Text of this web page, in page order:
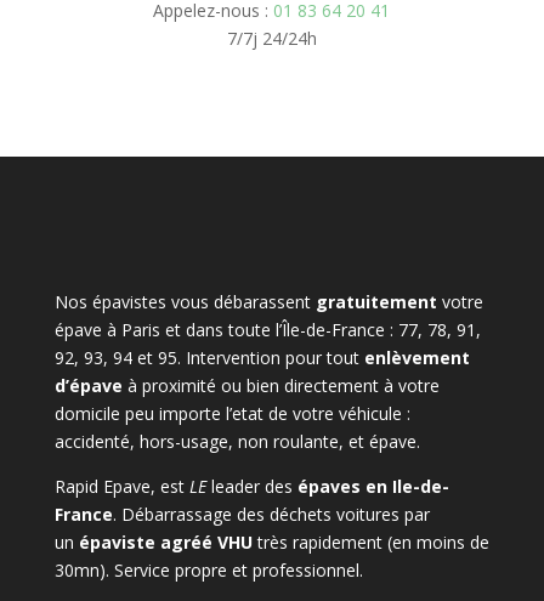
Appelez-nous : 01 83 64 20 41
7/7j 24/24h
Nos épavistes vous débarassent gratuitement votre
épave à Paris et dans toute l’Île-de-France : 77, 78, 91,
92, 93, 94 et 95. Intervention pour tout enlèvement
d’épave à proximité ou bien directement à votre
domicile peu importe l’etat de votre véhicule :
accidenté, hors-usage, non roulante, et épave.
Rapid Epave, est LEleader des épaves en Ile-de-
France. Débarrassage des déchets voitures par
un épaviste agréé VHUtrès rapidement (en moins de
30mn). Service propre et professionnel.